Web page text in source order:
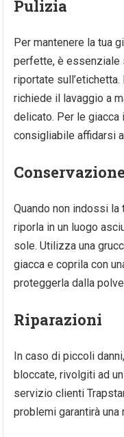
Pulizia
Per mantenere la tua
perfette, è essenziale
riportate
richiede il lavaggio a
delicato. Per le giacca
consigliabile affidarsi
Quando non indossi la
riporla in un luogo
sole. Utilizza una
giacca e coprila con
proteggerla dalla
Riparazioni
In caso di piccoli
bloccate, rivolgiti ad
servizio clienti
problemi garantirà una